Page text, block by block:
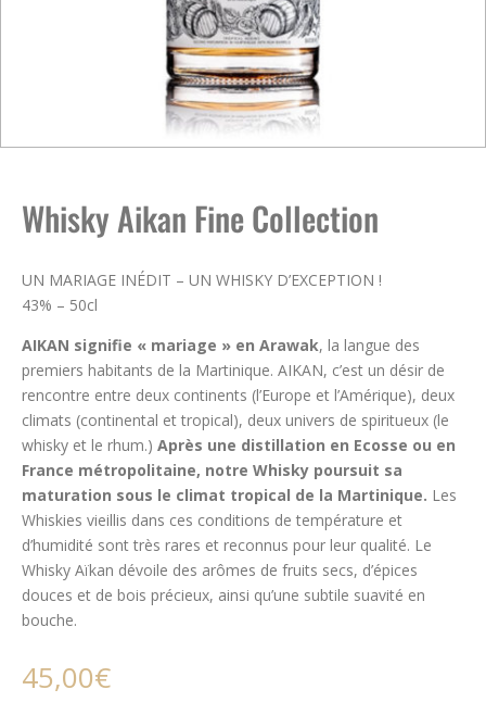
Whisky Aikan Fine Collection
UN MARIAGE INÉDIT – UN WHISKY D’EXCEPTION !
43% – 50cl
AIKAN signifie « mariage » en Arawak, la langue des
premiers habitants de la Martinique. AIKAN, c’est un désir de
rencontre entre deux continents (l’Europe et l’Amérique), deux
climats (continental et tropical), deux univers de spiritueux (le
whisky et le rhum.) Après une distillation en Ecosse ou en
France métropolitaine, notre Whisky poursuit sa
maturation sous le climat tropical de la Martinique. Les
Whiskies vieillis dans ces conditions de température et
d’humidité sont très rares et reconnus pour leur qualité. Le
Whisky Aïkan dévoile des arômes de fruits secs, d’épices
douces et de bois précieux, ainsi qu’une subtile suavité en
bouche.
45,00€